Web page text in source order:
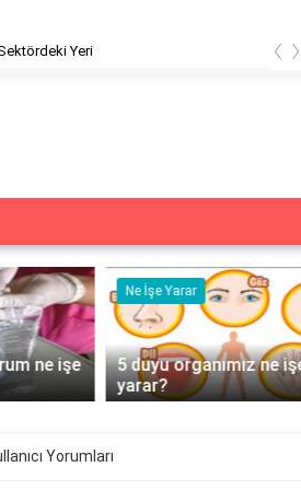
Emad Madencilik: ‹ ›
işe
Ne İşe Yarar
5 duyu organımız ne işe
yarar?
Yorumları